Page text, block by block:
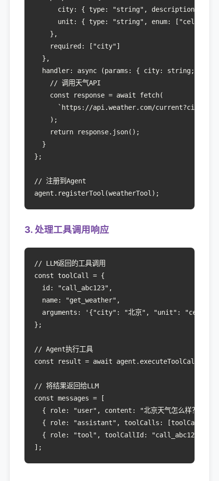
city: { type: "string", description: "城
unit: { type: "string", enum:
    },
    required: ["city"]
  },
handler: async (params: { city: string;
    // 调用天气API
    const response = await fetch(
`https://api.weather.com/
    );
    return response.json();
  }
};
// 注册到Agent
agent.registerTool(weatherTool);
3. 处理工具调用响应
// LLM返回的工具调用
const toolCall = {
  id: "call_abc123",
  name: "get_weather",
arguments: '{"city": "北京", "unit":
};
// Agent执行工具
const result = await
// 将结果返回给LLM
const messages = [
  { role: "user", content: "北京天气怎么样？" },
  { role: "assistant", toolCalls: [toolCall] },
{ role: "tool", toolCallId: "call_abc123",
];